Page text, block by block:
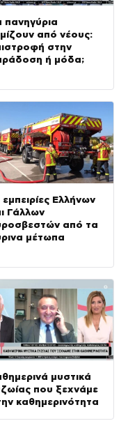
πανηγύρια
από νέους:
στην
ή μόδα;
εμπειρίες Ελλήνων
Γάλλων
από τα
μέτωπα
μυστικά
που ξεχνάμε
καθημερινότητα